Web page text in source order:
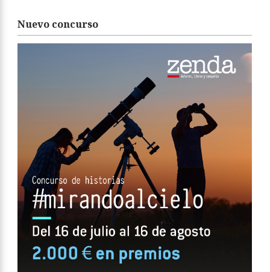
Nuevo concurso